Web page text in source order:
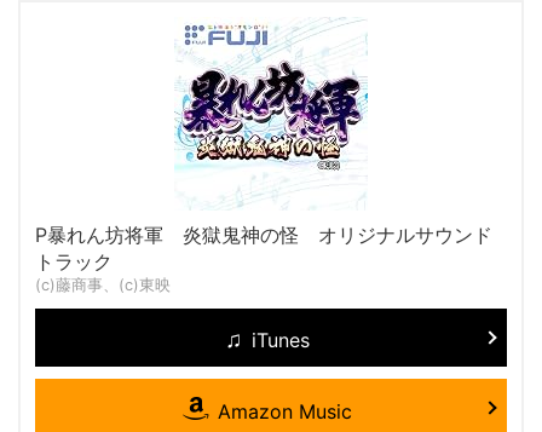
P暴れん坊将軍 炎獄鬼神の怪 オリジナルサウンド
トラック
(c)藤商事、(c)東映
iTunes
Amazon Music